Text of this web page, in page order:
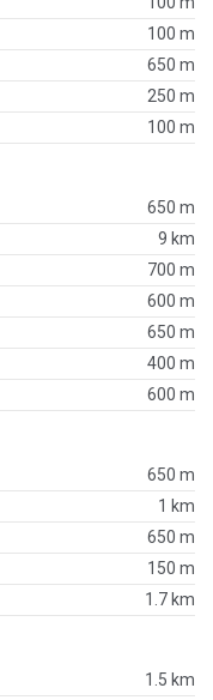
100 m
650 m
250 m
100 m
650 m
9 km
700 m
600 m
650 m
400 m
600 m
650 m
1 km
650 m
150 m
1.7 km
1.5 km